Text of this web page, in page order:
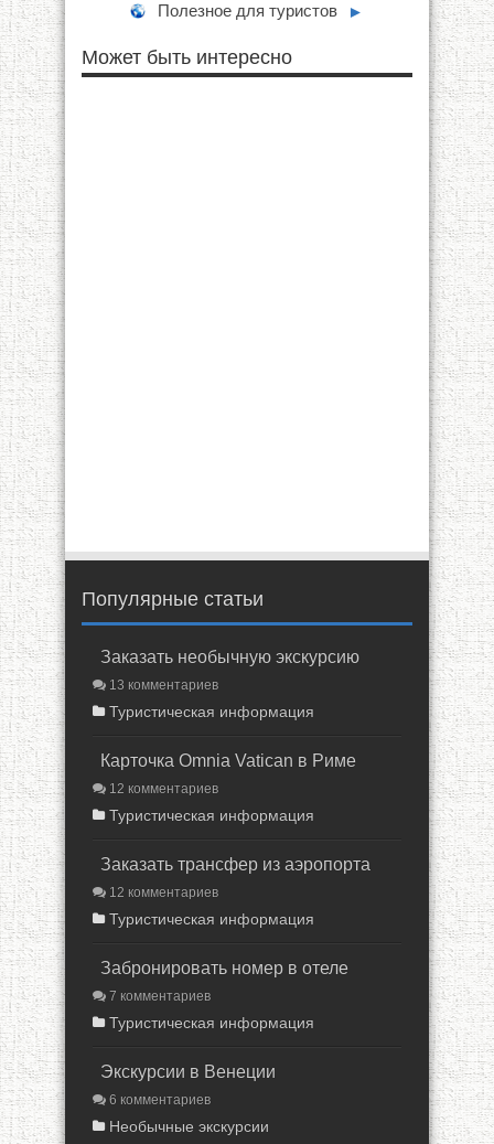
Полезное для туристов ►
Может быть интересно
Популярные статьи
Заказать необычную экскурсию
13 комментариев
Туристическая информация
Карточка Omnia Vatican в Риме
12 комментариев
Туристическая информация
Заказать трансфер из аэропорта
12 комментариев
Туристическая информация
Забронировать номер в отеле
7 комментариев
Туристическая информация
Экскурсии в Венеции
6 комментариев
Необычные экскурсии